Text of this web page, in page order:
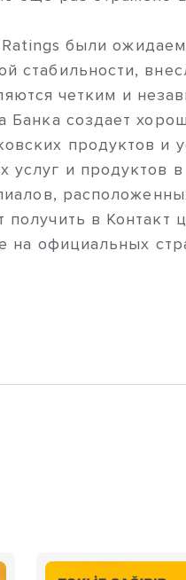
Ratings были
стабильности,
четким и
создает
продуктов и
и продуктов
в Контакт
на официальных